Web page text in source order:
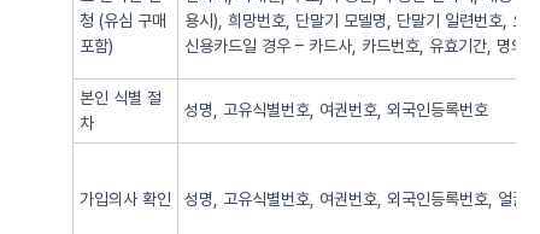
청 (유심 구매
포함)
용시), 희망번호, 단말기 모델명, 단말기 일련번호, 요
신용카드일 경우 – 카드사, 카드번호, 유효기간, 명의
본인 식별 절
차
성명, 고유식별번호, 여권번호, 외국인등록번호
가입의사 확인 성명, 고유식별번호, 여권번호, 외국인등록번호, 얼굴